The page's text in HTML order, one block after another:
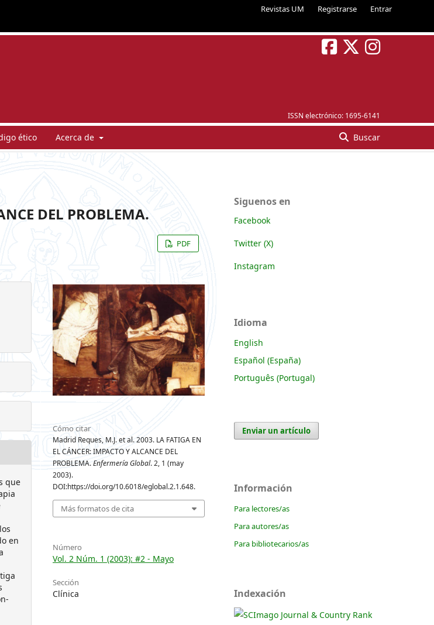
Revistas UM Registrarse Entrar
ISSN electrónico: 1695-6141
ético Acerca de Buscar
DEL PROBLEMA.
PDF
que
en
Cómo citar
Madrid Reques, M.J. et al. 2003. LA FATIGA EN
EL CÁNCER: IMPACTO Y ALCANCE DEL
PROBLEMA.Enfermería Global. 2, 1 (may
2003).
DOI:https://doi.org/10.6018/eglobal.2.1.648.
Más formatos de cita
Número
Vol. 2 Núm. 1 (2003): #2 - Mayo
Sección
Clínica
Siguenos en
Facebook
Twitter (X)
Instagram
Idioma
English
Español (España)
Português (Portugal)
Enviar un artículo
Información
Para lectores/as
Para autores/as
Para bibliotecarios/as
Indexación